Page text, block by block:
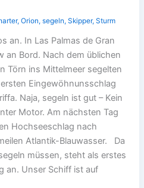
, Orion, segeln, Skipper, Sturm
an. In Las Palmas de Gran
an Bord. Nach dem üblichen
Törn ins Mittelmeer segelten
Eingewöhnunsschlag
Naja, segeln ist gut – Kein
Motor. Am nächsten Tag
Hochseeschlag nach
Atlantik-Blauwasser. Da
müssen, steht als erstes
an. Unser Schiff ist auf